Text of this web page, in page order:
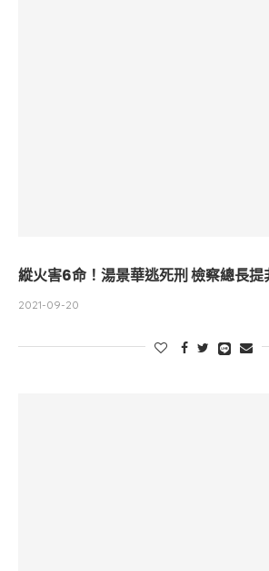
縱火害6命！湯景華逃死刑 檢察總長提
2021-09-20